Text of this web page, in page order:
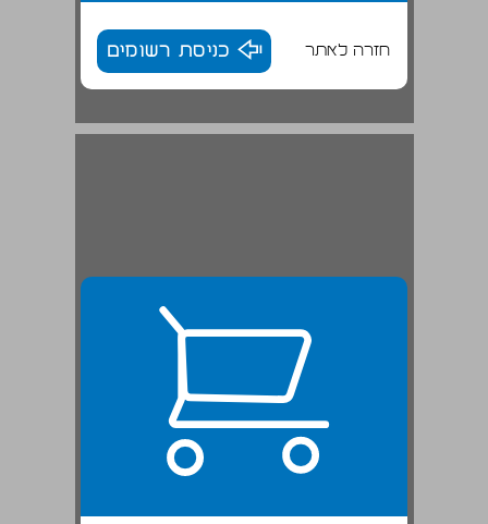
חזרה לאתר כניסת רשומים
1. העדות המקראית והמקורות החיצוניים ... 22